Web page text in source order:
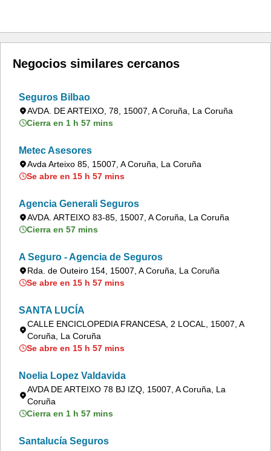
Negocios similares cercanos
Seguros Bilbao
AVDA. DE ARTEIXO, 78, 15007, A Coruña, La Coruña
Cierra en 1 h 57 mins
Metec Asesores
Avda Arteixo 85, 15007, A Coruña, La Coruña
Se abre en 15 h 57 mins
Agencia Generali Seguros
AVDA. ARTEIXO 83-85, 15007, A Coruña, La Coruña
Cierra en 57 mins
A Seguro - Agencia de Seguros
Rda. de Outeiro 154, 15007, A Coruña, La Coruña
Se abre en 15 h 57 mins
SANTA LUCÍA
CALLE ENCICLOPEDIA FRANCESA, 2 LOCAL, 15007, A
Coruña, La Coruña
Se abre en 15 h 57 mins
Noelia Lopez Valdavida
AVDA DE ARTEIXO 78 BJ IZQ, 15007, A Coruña, La
Coruña
Cierra en 1 h 57 mins
Santalucía Seguros